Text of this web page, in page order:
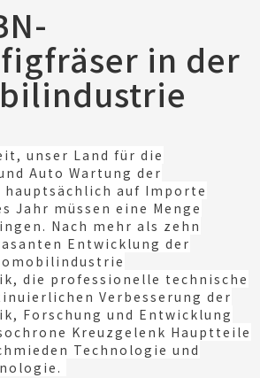
in der
unser Land für die
Auto Wartung der
auf Importe
Jahr müssen eine Menge
Nach mehr als zehn
Entwicklung der
die professionelle technische
Verbesserung der
Forschung und Entwicklung
Kreuzgelenk Hauptteile
Technologie und